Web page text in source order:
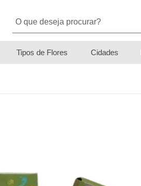
Tipos de Flores Cidades